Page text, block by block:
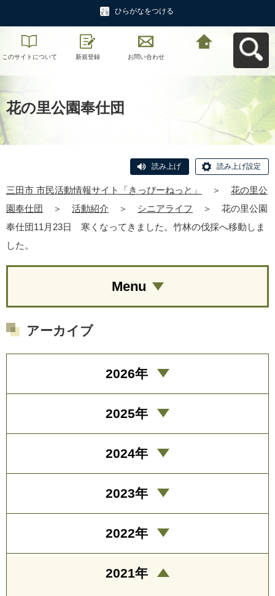
ひらがなをつける
このサイトについて 新規登録 お問い合わせ
花の里公園奉仕団
読み上げ 読み上げ設定
三田市 市民活動情報サイト「きっぴーねっと」 ＞
花の里公
園奉仕団
＞ 活動紹介 ＞ シニアライフ ＞
花の里公園
奉仕団11月23日 寒くなってきました。竹林の伐採へ移動しま
した。
Menu
アーカイブ
2026年
2025年
2024年
2023年
2022年
2021年